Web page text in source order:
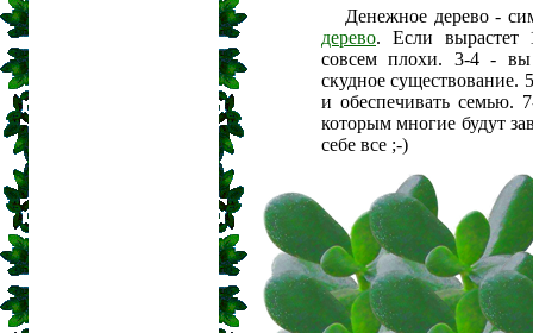
Денежное дерево -
дерево. Если вырастет
совсем плохи. 3-4 - вы
скудное существование.
и обеспечивать семью.
которым многие будут
себе все ;-)